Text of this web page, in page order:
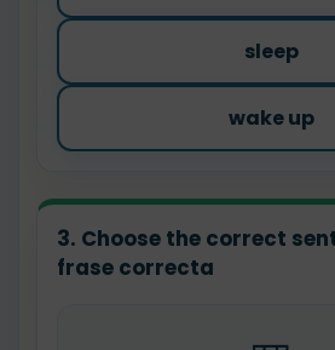
sleep
wake up
3. Choose the correct
frase correcta